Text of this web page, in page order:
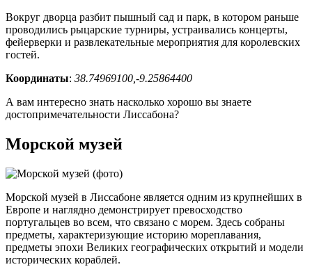
Вокруг дворца разбит пышный сад и парк, в котором раньше
проводились рыцарские турниры, устраивались концерты,
фейерверки и развлекательные мероприятия для королевских
гостей.
Координаты: 38.74969100,-9.25864400
А вам интересно знать насколько хорошо вы знаете
достопримечательности Лиссабона?
Морской музей
Морской музей в Лиссабоне является одним из крупнейших в
Европе и наглядно демонстрирует превосходство
португальцев во всем, что связано с морем. Здесь собраны
предметы, характеризующие историю мореплавания,
предметы эпохи Великих географических открытий и модели
исторических кораблей.